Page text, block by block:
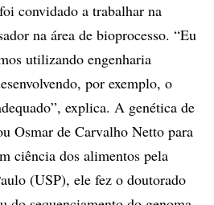
convidado a trabalhar na
na área de bioprocesso. “Eu
utilizando engenharia
por exemplo, o
explica. A genética de
Osmar de Carvalho Netto para
ciência dos alimentos pela
(USP), ele fez o doutorado